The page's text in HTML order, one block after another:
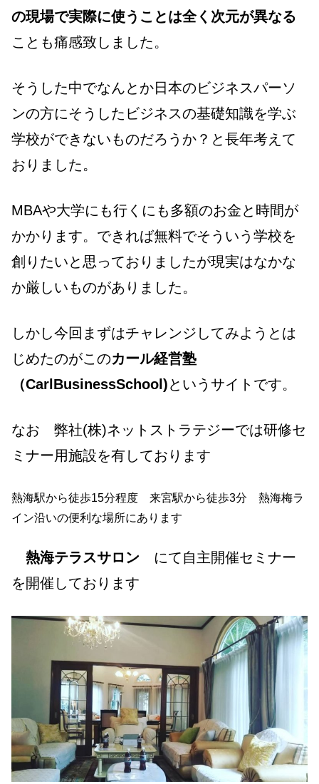
の現場で実際に使うことは全く次元が異なる
ことも痛感致しました。
そうした中でなんとか日本のビジネスパーソ
ンの方にそうしたビジネスの基礎知識を学ぶ
学校ができないものだろうか？と長年考えて
おりました。
MBAや大学にも行くにも多額のお金と時間が
かかります。できれば無料でそういう学校を
創りたいと思っておりましたが現実はなかな
か厳しいものがありました。
しかし今回まずはチャレンジしてみようとは
じめたのがこのカール経営塾
（CarlBusinessSchool)というサイトです。
なお 弊社(株)ネットストラテジーでは研修セ
ミナー用施設を有しております
熱海駅から徒歩15分程度 来宮駅から徒歩3分 熱海梅ラ
イン沿いの便利な場所にあります
熱海テラスサロン にて自主開催セミナー
を開催しております